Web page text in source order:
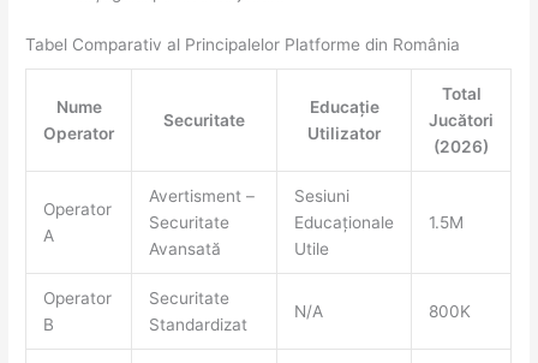
Tabel Comparativ al Principalelor Platforme din România
Nume
Operator
Securitate
Educație
Utilizator
Total
Jucători
(2026)
Operator
A
Avertisment –
Securitate
Avansată
Sesiuni
Educaționale
Utile
1.5M
Operator
B
Securitate
Standardizat
N/A 800K